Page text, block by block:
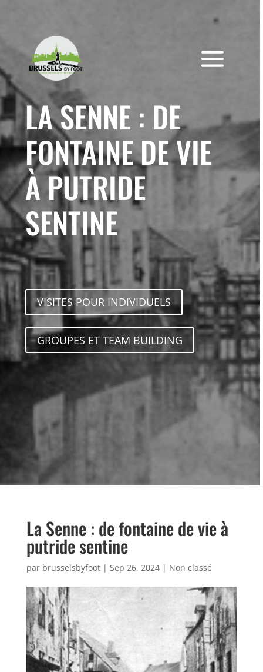
LA SENNE : DE
FONTAINE DE VIE
À PUTRIDE
SENTINE
VISITES POUR INDIVIDUELS
GROUPES ET TEAM BUILDING
La Senne : de fontaine de vie à
putride sentine
par brusselsbyfoot| Sep 26, 2024| Non classé